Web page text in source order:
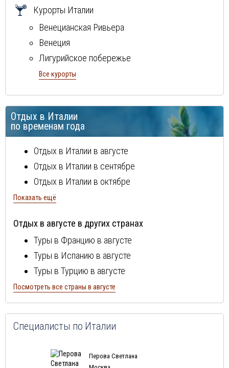
Курорты Италии
Венецианская Ривьера
Венеция
Лигурийское побережье
Милан
остров Сардиния
остров Сицилия
Рим
Тосканcкая ривьера
Флоренция
Эмилия Романия
Все курорты
Отдых в Италии
по временам года
Отдых в Италии в августе
Отдых в Италии в сентябре
Отдых в Италии в октябре
Отдых в Италии в ноябре
Отдых в Италии в январе
Отдых в Италии в феврале
Отдых в Италии в марте
Отдых в Италии в апреле
Отдых в Италии в мае
Отдых в Италии в июне
Показать ещё
Отдых в августе в других странах
Туры в Францию в августе
Туры в Испанию в августе
Туры в Турцию в августе
Туры в Болгарию в августе
Туры в Португалию в августе
Туры в Египет в августе
Туры в Кипр в августе
Туры в Швейцарию в августе
Туры в ОАЭ в августе
Посмотреть все страны в августе
Специалисты по Италии
Перова Светлана